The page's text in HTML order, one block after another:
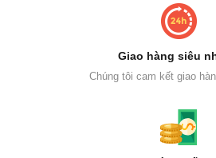
Giao hàng siêu
Chúng tôi cam kết giao